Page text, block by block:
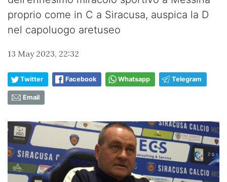
proprio come in C a Siracusa, auspica la D
nel capoluogo aretuseo
13 May 2023, 22:32
Twitter Facebook Whatsapp Telegram
Email